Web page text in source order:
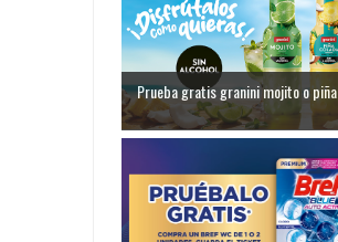
Prueba gratis granini mojito o piña...